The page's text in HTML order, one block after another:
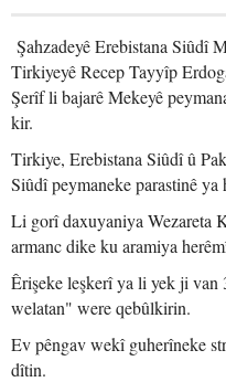
Şahzadeyê Erebistana Siûdî
Tirkiyeyê Recep Tayyîp
Şerîf li bajarê Mekeyê
kir.
Tirkiye, Erebistana Siûdî û
Siûdî peymaneke parastinê ya
Li gorî daxuyaniya Wezareta
armanc dike ku aramiya
Êrişeke leşkerî ya li yek ji
welatan" were qebûlkirin.
Ev pêngav wekî guherîneke
dîtin.